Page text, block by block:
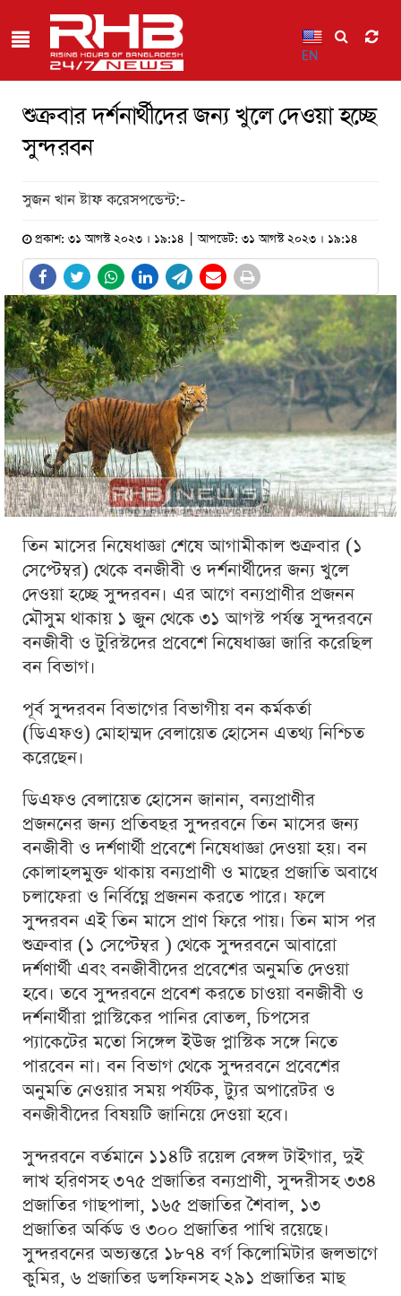
EN
শুক্রবার দর্শনার্থীদের জন্য খুলে দেওয়া হচ্ছে
সুন্দরবন
সুজন খান ষ্টাফ করেসপন্ডেন্ট:-
প্রকাশ: ৩১ আগস্ট ২০২৩ । ১৯:১৪ | আপডেট: ৩১ আগস্ট ২০২৩ । ১৯:১৪
তিন মাসের নিষেধাজ্ঞা শেষে আগামীকাল শুক্রবার (১
সেপ্টেম্বর) থেকে বনজীবী ও দর্শনার্থীদের জন্য খুলে
দেওয়া হচ্ছে সুন্দরবন। এর আগে বন্যপ্রাণীর প্রজনন
মৌসুম থাকায় ১ জুন থেকে ৩১ আগস্ট পর্যন্ত সুন্দরবনে
বনজীবী ও টুরিস্টদের প্রবেশে নিষেধাজ্ঞা জারি করেছিল
বন বিভাগ।
পূর্ব সুন্দরবন বিভাগের বিভাগীয় বন কর্মকর্তা
(ডিএফও) মোহাম্মদ বেলায়েত হোসেন এতথ্য নিশ্চিত
করেছেন।
ডিএফও বেলায়েত হোসেন জানান, বন্যপ্রাণীর
প্রজননের জন্য প্রতিবছর সুন্দরবনে তিন মাসের জন্য
বনজীবী ও দর্শণার্থী প্রবেশে নিষেধাজ্ঞা দেওয়া হয়। বন
কোলাহলমুক্ত থাকায় বন্যপ্রাণী ও মাছের প্রজাতি অবাধে
চলাফেরা ও নির্বিঘ্নে প্রজনন করতে পারে। ফলে
সুন্দরবন এই তিন মাসে প্রাণ ফিরে পায়। তিন মাস পর
শুক্রবার (১ সেপ্টেম্বর ) থেকে সুন্দরবনে আবারো
দর্শণার্থী এবং বনজীবীদের প্রবেশের অনুমতি দেওয়া
হবে। তবে সুন্দরবনে প্রবেশ করতে চাওয়া বনজীবী ও
দর্শনার্থীরা প্লাস্টিকের পানির বোতল, চিপসের
প্যাকেটের মতো সিঙ্গেল ইউজ প্লাস্টিক সঙ্গে নিতে
পারবেন না। বন বিভাগ থেকে সুন্দরবনে প্রবেশের
অনুমতি নেওয়ার সময় পর্যটক, ট্যুর অপারেটর ও
বনজীবীদের বিষয়টি জানিয়ে দেওয়া হবে।
সুন্দরবনে বর্তমানে ১১৪টি রয়েল বেঙ্গল টাইগার, দুই
লাখ হরিণসহ ৩৭৫ প্রজাতির বন্যপ্রাণী, সুন্দরীসহ ৩৩৪
প্রজাতির গাছপালা, ১৬৫ প্রজাতির শৈবাল, ১৩
প্রজাতির অর্কিড ও ৩০০ প্রজাতির পাখি রয়েছে।
সুন্দরবনের অভ্যন্তরে ১৮৭৪ বর্গ কিলোমিটার জলভাগে
কুমির, ৬ প্রজাতির ডলফিনসহ ২৯১ প্রজাতির মাছ